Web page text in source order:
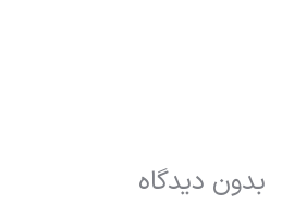
بدون دیدگاه